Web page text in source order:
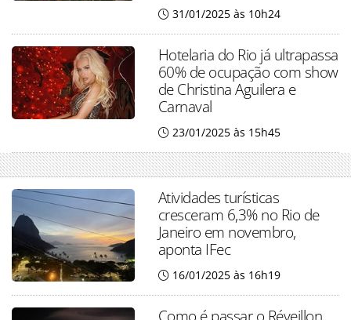
31/01/2025 às 10h24
Hotelaria do Rio já ultrapassa
60% de ocupação com show
de Christina Aguilera e
Carnaval
23/01/2025 às 15h45
Atividades turísticas
cresceram 6,3% no Rio de
Janeiro em novembro,
aponta IFec
16/01/2025 às 16h19